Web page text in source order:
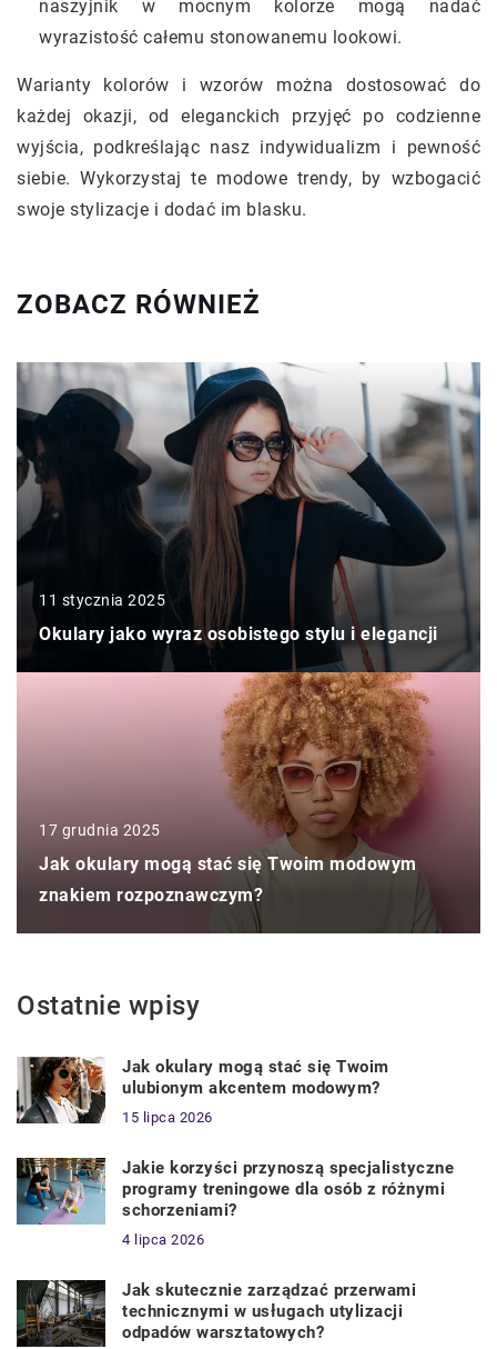
naszyjnik w mocnym kolorze mogą nadać
wyrazistość całemu stonowanemu lookowi.
Warianty kolorów i wzorów można dostosować do
każdej okazji, od eleganckich przyjęć po codzienne
wyjścia, podkreślając nasz indywidualizm i pewność
siebie. Wykorzystaj te modowe trendy, by wzbogacić
swoje stylizacje i dodać im blasku.
ZOBACZ RÓWNIEŻ
11 stycznia 2025
Okulary jako wyraz osobistego stylu i elegancji
17 grudnia 2025
Jak okulary mogą stać się Twoim modowym
znakiem rozpoznawczym?
Ostatnie wpisy
Jak okulary mogą stać się Twoim
ulubionym akcentem modowym?
15 lipca 2026
Jakie korzyści przynoszą specjalistyczne
programy treningowe dla osób z różnymi
schorzeniami?
4 lipca 2026
Jak skutecznie zarządzać przerwami
technicznymi w usługach utylizacji
odpadów warsztatowych?